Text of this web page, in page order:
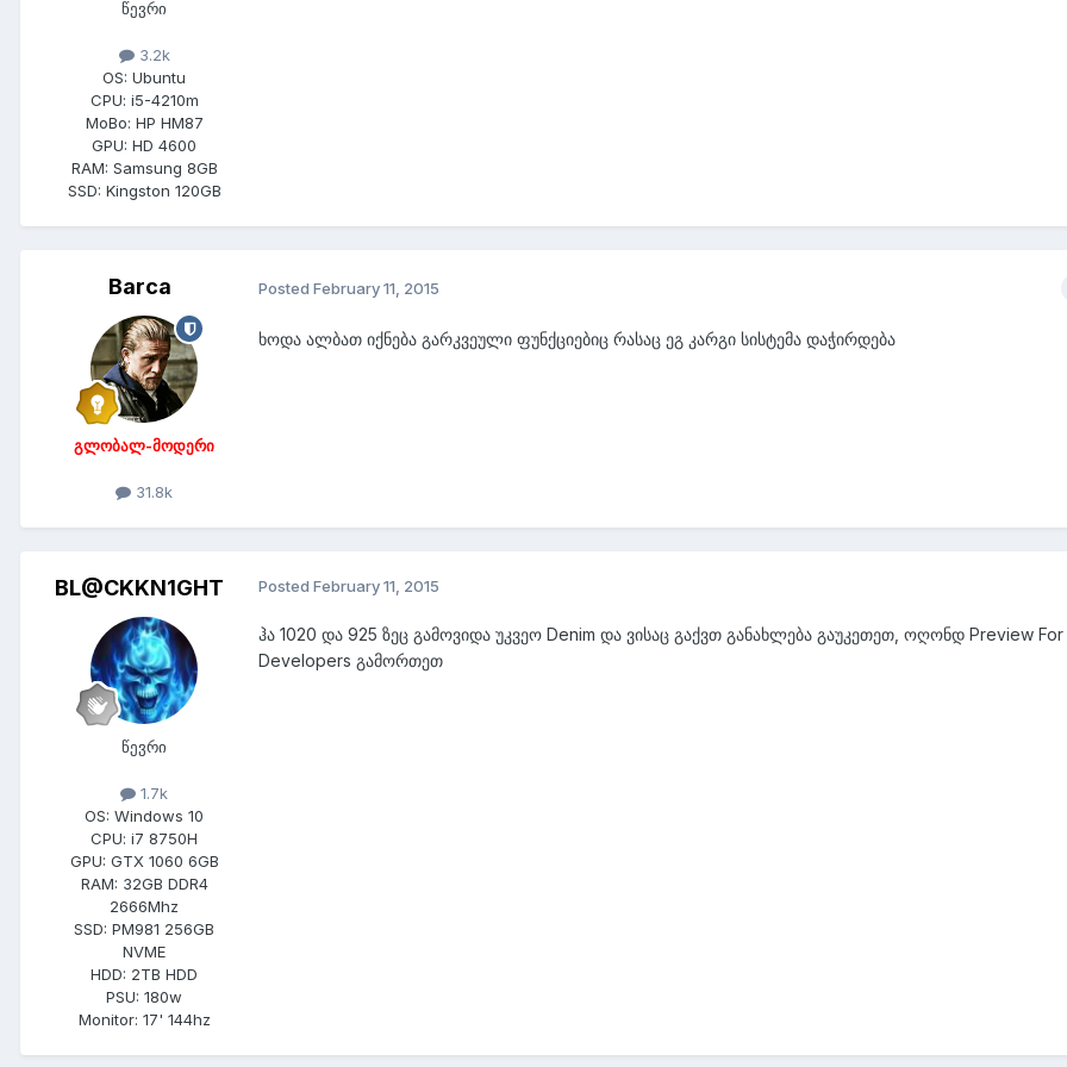
წევრი
3.2k
OS: Ubuntu
CPU: i5-4210m
MoBo: HP HM87
GPU: HD 4600
RAM: Samsung 8GB
SSD: Kingston 120GB
Barca
გლობალ-მოდერი
31.8k
Posted February 11, 2015
ხოდა ალბათ იქნება გარკვეული ფუნქციებიც რასაც ეგ კარგი სისტემა დაჭირდება
BL@CKKN1GHT
წევრი
1.7k
OS: Windows 10
CPU: i7 8750H
GPU: GTX 1060 6GB
RAM: 32GB DDR4
2666Mhz
SSD: PM981 256GB
NVME
HDD: 2TB HDD
PSU: 180w
Monitor: 17' 144hz
Posted February 11, 2015
ჰა 1020 და 925 ზეც გამოვიდა უკვეო Denim და ვისაც გაქვთ განახლება გაუკეთეთ, ოღონდ Preview For
Developers გამორთეთ